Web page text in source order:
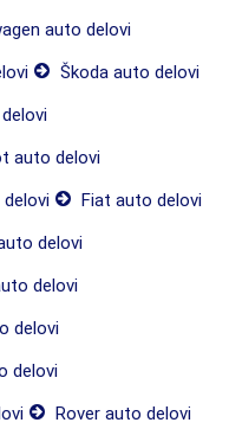
auto delovi
Škoda auto delovi
auto delovi
delovi
Fiat auto delovi
delovi
delovi
delovi
delovi
Rover auto delovi